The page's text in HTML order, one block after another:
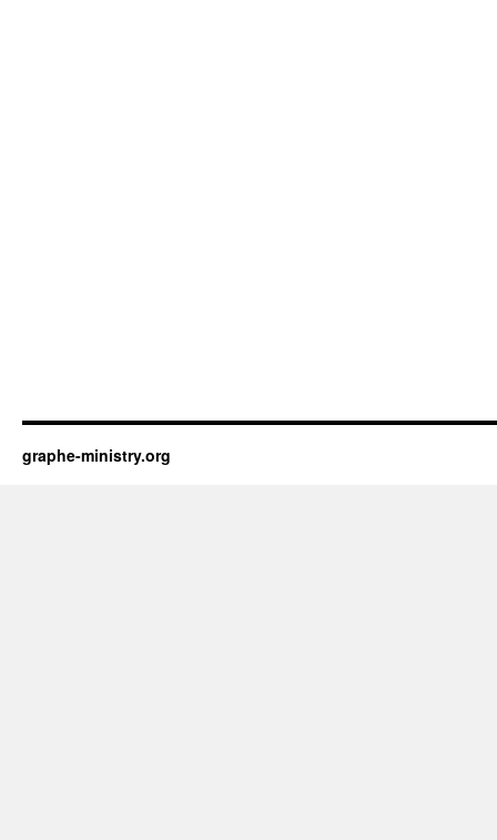
graphe-ministry.org